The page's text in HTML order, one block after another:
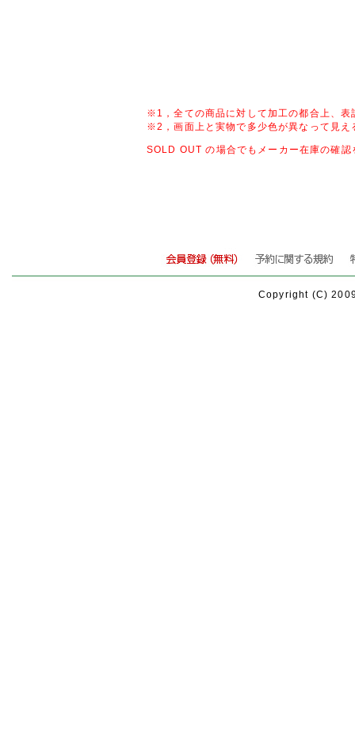
※1，全ての商品に対して加工の都合上、表
※2，画面上と実物で多少色が異なって見え
SOLD OUT の場合でもメーカー在庫の確
Copyright (C)